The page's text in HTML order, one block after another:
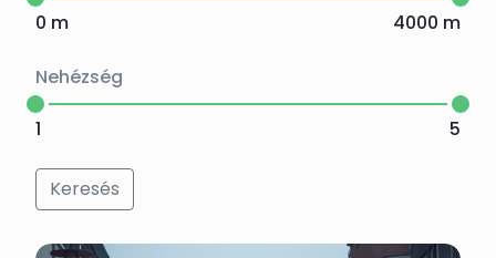
0 m 4000 m
Nehézség
1 5
Keresés